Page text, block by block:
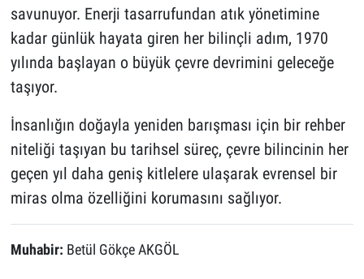
savunuyor. Enerji tasarrufundan atık yönetimine
kadar günlük hayata giren her bilinçli adım, 1970
yılında başlayan o büyük çevre devrimini geleceğe
taşıyor.
İnsanlığın doğayla yeniden barışması için bir rehber
niteliği taşıyan bu tarihsel süreç, çevre bilincinin her
geçen yıl daha geniş kitlelere ulaşarak evrensel bir
miras olma özelliğini korumasını sağlıyor.
Muhabir: Betül Gökçe AKGÖL